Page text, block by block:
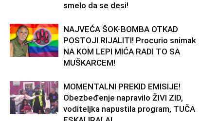
smelo da se desi!
NAJVEĆA ŠOK-BOMBA OTKAD
POSTOJI RIJALITI! Procurio snimak
NA KOM LEPI MIĆA RADI TO SA
MUŠKARCEM!
MOMENTALNI PREKID EMISIJE!
Obezbeđenje napravilo ŽIVI ZID,
voditeljka napustila program, TUČA